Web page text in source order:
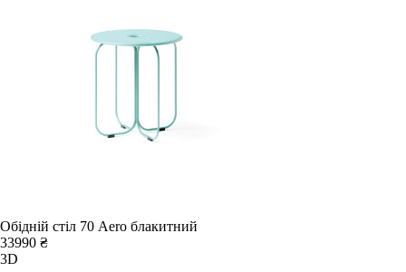
Обідній стіл 70 Aero блакитний
33990 ₴
3D